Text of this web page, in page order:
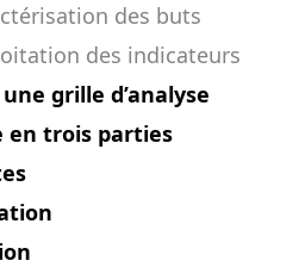
des buts
des indicateurs
grille d’analyse
en trois parties